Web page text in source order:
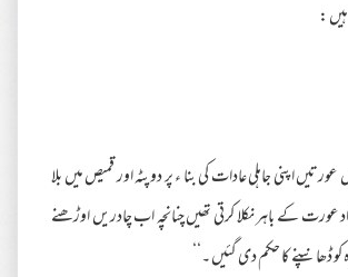
:
عورتیں اپنی جاہلی عادات کی بنا ء پر دوپٹہ اور قمیص میں بلا
عورت کے باہر نکلا کرتی تھیں چنانچہ اب چادریں اوڑھنے
ڈھانپنے کا حکم دی گئیں ۔‘‘